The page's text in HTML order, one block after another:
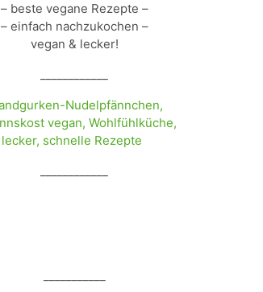
– beste vegane Rezepte –
– einfach nachzukochen –
vegan & lecker!